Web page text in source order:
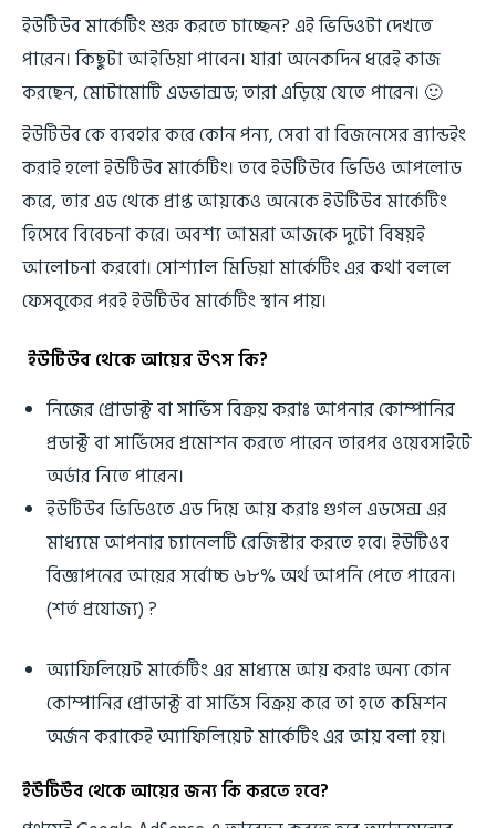
ইউটিউব মার্কেটিং শুরু করতে চাচ্ছেন? এই ভিডিওটা দেখতে
পারেন। কিছুটা আইডিয়া পাবেন। যারা অনেকদিন ধরেই কাজ
করছেন, মোটামোটি এডভান্সড; তারা এড়িয়ে যেতে পারেন। 🙂
ইউটিউব কে ব্যবহার করে কোন পন্য, সেবা বা বিজনেসের ব্র্যান্ডইং
করাই হলো ইউটিউব মার্কেটিং। তবে ইউটিউবে ভিডিও আপলোড
করে, তার এড থেকে প্রাপ্ত আয়কেও অনেকে ইউটিউব মার্কেটিং
হিসেবে বিবেচনা করে। অবশ্য আমরা আজকে দুটো বিষয়ই
আলোচনা করবো।সোশ্যাল মিডিয়া মার্কেটিংএর কথা বললে
ফেসবুকের পরই ইউটিউব মার্কেটিং স্থান পায়।
ইউটিউব থেকে আয়ের উৎস কি?
নিজের প্রোডাক্ট বা সার্ভিস বিক্রয় করাঃ আপনার কোম্পানির
প্রডাক্ট বা সার্ভিসের প্রমোশন করতে পারেন তারপর ওয়েবসাইটে
অর্ডার নিতে পারেন।
ইউটিউব ভিডিওতে এড দিয়ে আয় করাঃ গুগল এডসেন্স এর
মাধ্যমে আপনার চ্যানেলটি রেজিস্টার করতে হবে। ইউটিওব
বিজ্ঞাপনের আয়ের সর্বোচ্চ ৬৮% অর্থ আপনি পেতে পারেন।
(শর্ত প্রযোজ্য) ?
অ্যাফিলিয়েট মার্কেটিং এর মাধ্যমে আয় করাঃ অন্য কোন
কোম্পানির প্রোডাক্ট বা সার্ভিস বিক্রয় করে তা হতে কমিশন
অর্জন করাকেই অ্যাফিলিয়েট মার্কেটিং এর আয় বলা হয়।
ইউটিউব থেকে আয়ের জন্য কি করতে হবে?